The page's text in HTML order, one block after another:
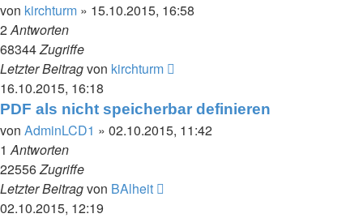
von kirchturm » 15.10.2015, 16:58
2Antworten
68344Zugriffe
Letzter Beitragvon kirchturm
16.10.2015, 16:18
PDF als nicht speicherbar definieren
von AdminLCD1 » 02.10.2015, 11:42
1Antworten
22556Zugriffe
Letzter Beitragvon BAlheit
02.10.2015, 12:19